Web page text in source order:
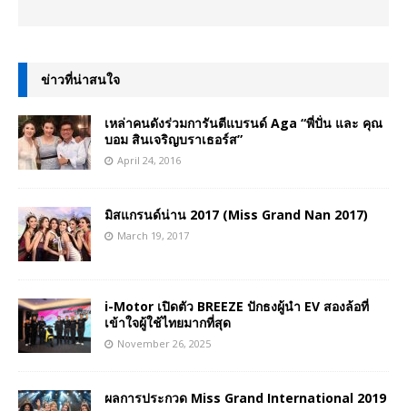
ข่าวที่น่าสนใจ
เหล่าคนดังร่วมการันตีแบรนด์ Aga “พี่ปั่น และ คุณ
บอม สินเจริญบราเธอร์ส”
April 24, 2016
มิสแกรนด์น่าน 2017 (Miss Grand Nan 2017)
March 19, 2017
i-Motor เปิดตัว BREEZE ปักธงผู้นำ EV สองล้อที่
เข้าใจผู้ใช้ไทยมากที่สุด
November 26, 2025
ผลการประกวด Miss Grand International 2019